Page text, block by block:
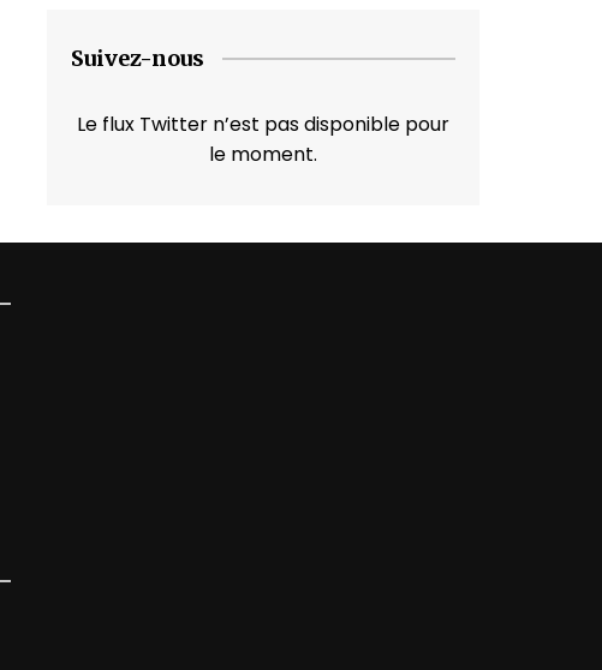
Suivez-nous
Le flux Twitter n’est pas disponible pour
le moment.